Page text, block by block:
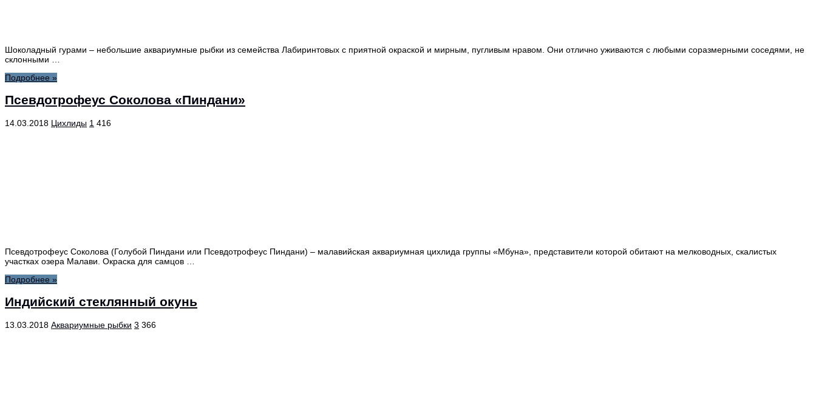
Шоколадный гурами – небольшие аквариумные рыбки из семейства Лабиринтовых с приятной окраской и мирным, пугливым нравом. Они отлично уживаются с любыми соразмерными соседями, не
склонными …
Подробнее »
Псевдотрофеус Соколова «Пиндани»
14.03.2018 Цихлиды 1 416
Псевдотрофеус Соколова (Голубой Пиндани или Псевдотрофеус Пиндани) – малавийская аквариумная цихлида группы «Мбуна», представители которой обитают на мелководных, скалистых
участках озера Малави. Окраска для самцов …
Подробнее »
Индийский стеклянный окунь
13.03.2018 Аквариумные рыбки 3 366